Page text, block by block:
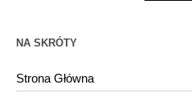
NA SKRÓTY
Strona Główna